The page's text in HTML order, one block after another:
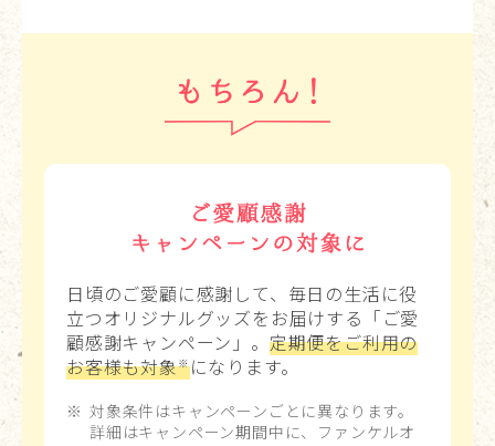
日頃のご愛顧に感謝して、毎日の生活に役
立つオリジナルグッズをお届けする「ご愛
顧感謝キャンペーン」。 定期便をご利用の
お客様も対象※になります。
対象条件はキャンペーンごとに異なります。
詳細はキャンペーン期間中に、ファンケルオ